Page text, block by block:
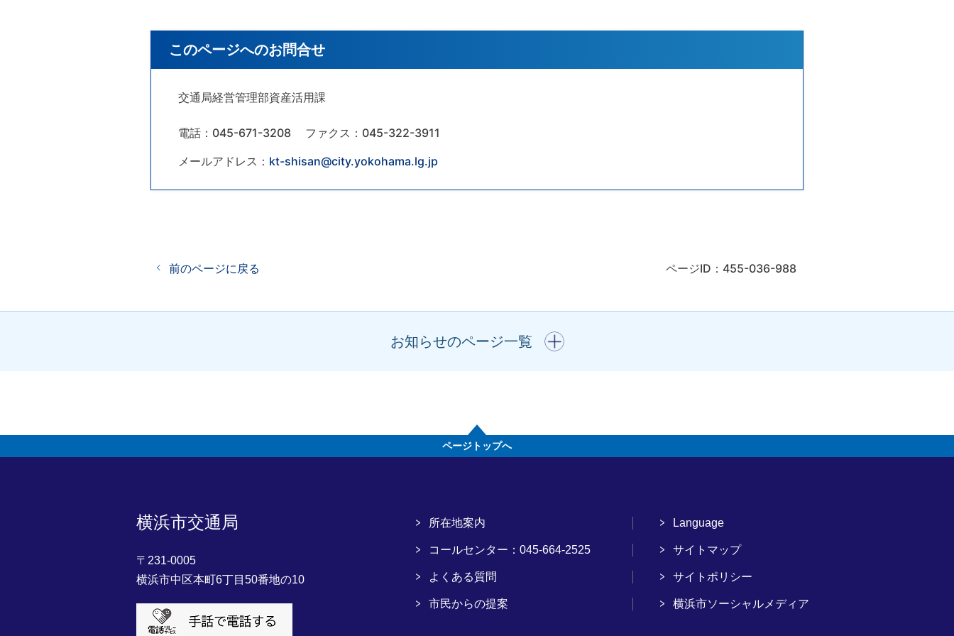
このページへのお問合せ
交通局経営管理部資産活用課
電話：045-671-3208
ファクス：045-322-3911
メールアドレス： kt-shisan@city.yokohama.lg.jp
前のページに戻る ページID：455-036-988
お知らせのページ一覧
開く
ページトップへ
横浜市交通局
〒231-0005
横浜市中区本町6丁目50番地の10
所在地案内
コールセンター：045-664-2525
よくある質問
市民からの提案
Language
サイトマップ
サイトポリシー
横浜市ソーシャルメディア